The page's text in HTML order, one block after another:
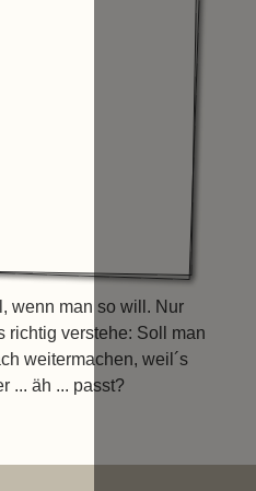
wenn man so will. Nur
richtig verstehe: Soll man
weitermachen, weil´s
... äh ... passt?